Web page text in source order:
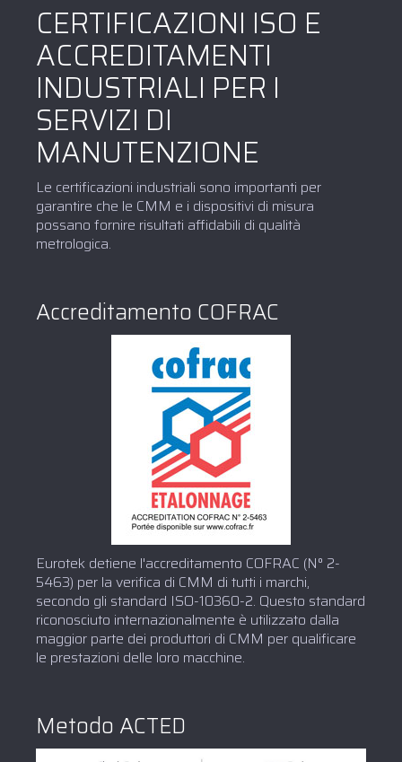
CERTIFICAZIONI ISO E
ACCREDITAMENTI
INDUSTRIALI PER I
SERVIZI DI
MANUTENZIONE
Le certificazioni industriali sono importanti per
garantire che le CMM e i dispositivi di misura
possano fornire risultati affidabili di qualità
metrologica.
Accreditamento COFRAC
Eurotek detiene l'accreditamento COFRAC (N° 2-
5463) per la verifica di CMM di tutti i marchi,
secondo gli standard ISO-10360-2. Questo standard
riconosciuto internazionalmente è utilizzato dalla
maggior parte dei produttori di CMM per qualificare
le prestazioni delle loro macchine.
Metodo ACTED